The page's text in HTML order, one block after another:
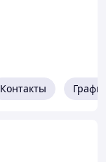
Контакты